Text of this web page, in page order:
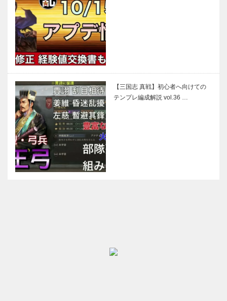
【三国志 真戦】初心者へ向けての
テンプレ編成解説 vol.36 …